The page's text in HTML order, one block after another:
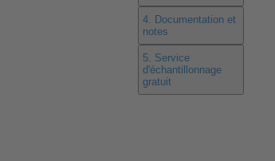
4. Documentation et
notes
5. Service
d'échantillonnage
gratuit